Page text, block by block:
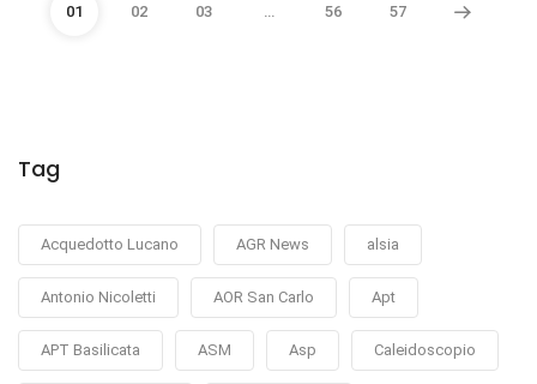
01 02 03 56 57
Tag
Acquedotto Lucano AGR News alsia
Antonio Nicoletti AOR San Carlo Apt
APT Basilicata ASM Asp Caleidoscopio